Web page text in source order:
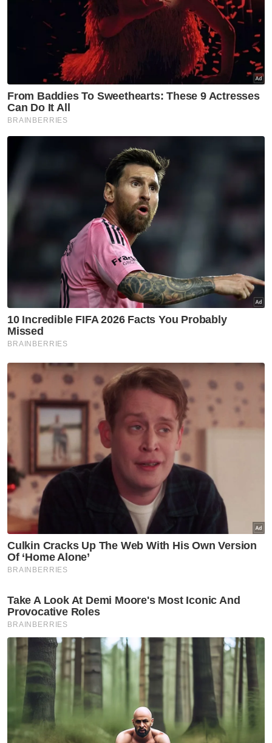
kesalahan.
"Polis sedang mengesan suspek dalam kes ini
dan orang ramai yang mempunyai maklumat
boleh salurkan kepada balai polis terdekat
atau Ketua Bahagian Siasatan Jenayah Ibu
Pejabat Polis Daerah (IPD) Lahad Datu,
Asisten Superintenden Kharuddin Husain di
talian 013-9071709," katanya.
Muat turun aplikasi Sinar Harian.
Mayat Wanita
Separuh Bogel
Semasa
'Kayla hanya pinjaman 49 hari'
Semasa
Polis Johor berkas 209 GRO
warga asing
Dua anggota polis minta
belanja RM100 berdepan
Kenyataan MAG tunjuk
'sindrom penafian' - King Sing